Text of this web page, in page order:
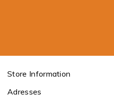
Store Information
Adresses